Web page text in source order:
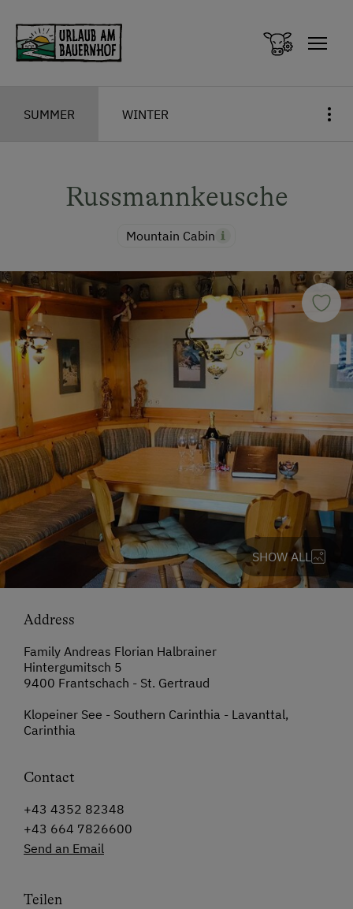
SUMMER WINTER
Russmannkeusche
Mountain Cabin
SHOW ALL
Address
Family Andreas Florian Halbrainer
Hintergumitsch 5
9400 Frantschach - St. Gertraud
Klopeiner See - Southern Carinthia - Lavanttal,
Carinthia
Contact
+43 4352 82348
+43 664 7826600
Send an Email
Teilen